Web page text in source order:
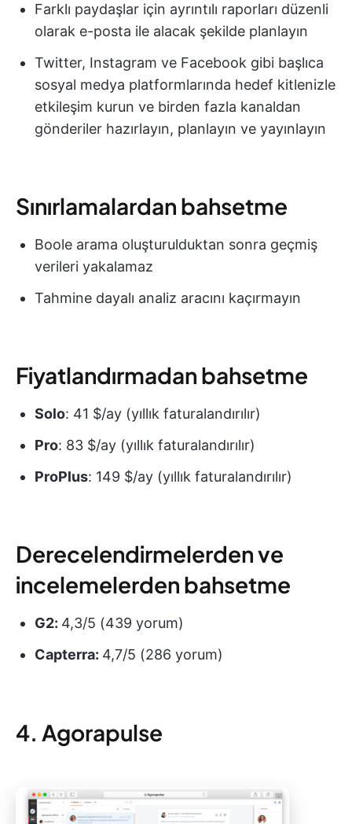
Farklı paydaşlar için ayrıntılı raporları düzenli
olarak e-posta ile alacak şekilde planlayın
Twitter, Instagram ve Facebook gibi başlıca
sosyal medya platformlarında hedef kitlenizle
etkileşim kurun ve birden fazla kanaldan
gönderiler hazırlayın, planlayın ve yayınlayın
Sınırlamalardan bahsetme
Boole arama oluşturulduktan sonra geçmiş
verileri yakalamaz
Tahmine dayalı analiz aracını kaçırmayın
Fiyatlandırmadan bahsetme
Solo: 41 $/ay (yıllık faturalandırılır)
Pro: 83 $/ay (yıllık faturalandırılır)
ProPlus: 149 $/ay (yıllık faturalandırılır)
Derecelendirmelerden ve
incelemelerden bahsetme
G2: 4,3/5 (439 yorum)
Capterra: 4,7/5 (286 yorum)
4. Agorapulse